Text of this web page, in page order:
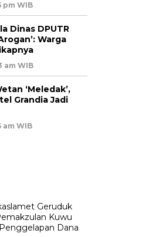
pm WIB
Dinas DPUTR
Warga
am WIB
‘Meledak’,
Grandia Jadi
am WIB